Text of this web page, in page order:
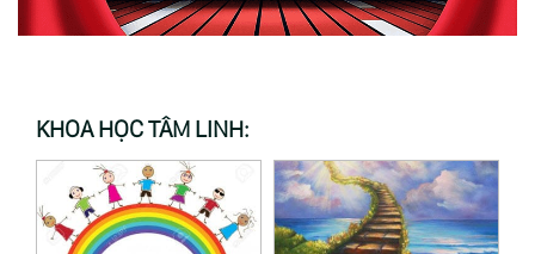
KHOA HỌC TÂM LINH: